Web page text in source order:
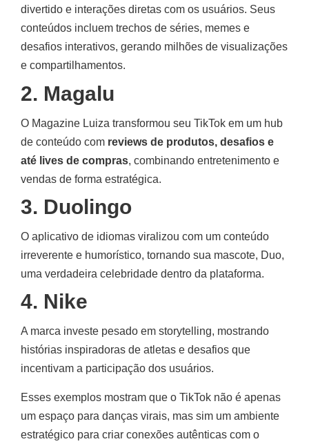
divertido e interações diretas com os usuários. Seus
conteúdos incluem trechos de séries, memes e
desafios interativos, gerando milhões de visualizações
e compartilhamentos.
2. Magalu
O Magazine Luiza transformou seu TikTok em um hub
de conteúdo com reviews de produtos, desafios e
até lives de compras, combinando entretenimento e
vendas de forma estratégica.
3. Duolingo
O aplicativo de idiomas viralizou com um conteúdo
irreverente e humorístico, tornando sua mascote, Duo,
uma verdadeira celebridade dentro da plataforma.
4. Nike
A marca investe pesado em storytelling, mostrando
histórias inspiradoras de atletas e desafios que
incentivam a participação dos usuários.
Esses exemplos mostram que o TikTok não é apenas
um espaço para danças virais, mas sim um ambiente
estratégico para criar conexões autênticas com o